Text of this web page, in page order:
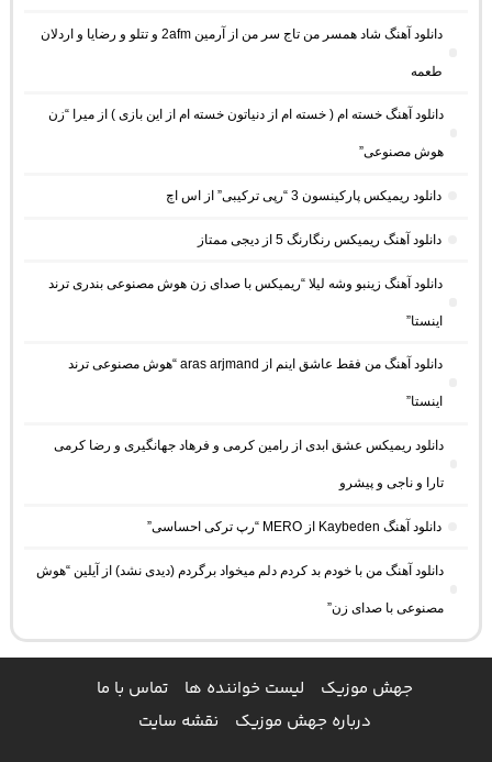
دانلود آهنگ شاد همسر من تاج سر من از آرمین 2afm و تتلو و رضایا و اردلان
طعمه
دانلود آهنگ خسته ام ( خسته ام از دنیاتون خسته ام از این بازی ) از میرا “زن
هوش مصنوعی”
دانلود ریمیکس پارکینسون 3 “رپی ترکیبی” از اس اچ
دانلود آهنگ ریمیکس رنگارنگ 5 از دیجی ممتاز
دانلود آهنگ زینبو وشه لیلا “ریمیکس با صدای زن هوش مصنوعی بندری ترند
اینستا”
دانلود آهنگ من فقط عاشق اینم از aras arjmand “هوش مصنوعی ترند
اینستا”
دانلود ریمیکس عشق ابدی از رامین کرمی و فرهاد جهانگیری و رضا کرمی
تارا و ناجی و پیشرو
دانلود آهنگ Kaybeden از MERO “رپ ترکی احساسی”
دانلود آهنگ من با خودم بد کردم دلم میخواد برگردم (دیدی نشد) از آیلین “هوش
مصنوعی با صدای زن”
جهش موزیک لیست خواننده ها
تماس با ما
درباره جهش موزیک
نقشه سایت